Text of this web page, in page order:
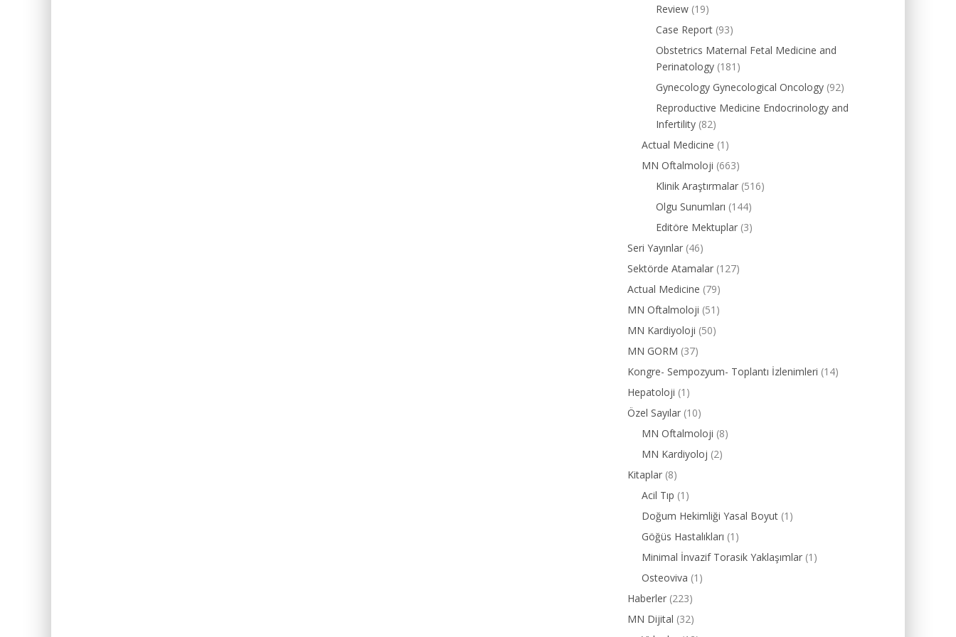
Review (19)
Case Report (93)
Obstetrics Maternal Fetal Medicine and
Perinatology (181)
Gynecology Gynecological Oncology (92)
Reproductive Medicine Endocrinology and
Infertility (82)
Actual Medicine (1)
MN Oftalmoloji (663)
Klinik Araştırmalar (516)
Olgu Sunumları (144)
Editöre Mektuplar (3)
Seri Yayınlar (46)
Sektörde Atamalar (127)
Actual Medicine (79)
MN Oftalmoloji (51)
MN Kardiyoloji (50)
MN GORM (37)
Kongre- Sempozyum- Toplantı İzlenimleri (14)
Hepatoloji (1)
Özel Sayılar (10)
MN Oftalmoloji (8)
MN Kardiyoloj (2)
Kitaplar (8)
Acil Tıp (1)
Doğum Hekimliği Yasal Boyut (1)
Göğüs Hastalıkları (1)
Minimal İnvazif Torasik Yaklaşımlar (1)
Osteoviva (1)
Haberler (223)
MN Dijital (32)